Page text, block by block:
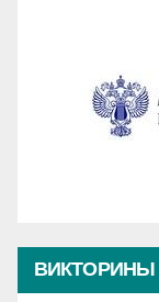
ВИКТОРИНЫ